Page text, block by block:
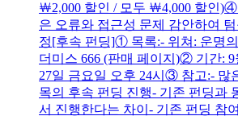
￦2,000 할인 / 모두 ￦4,000 할인
은 오류와 접근성 문제 감안하여
정[후속 펀딩]① 목록:- 위쳐: 운명
더미스 666 (판매 페이지)② 기간: 9
27일 금요일 오후 24시③ 참고:- 많
목의 후속 펀딩 진행- 기존 펀딩과
서 진행한다는 차이- 기존 펀딩 참